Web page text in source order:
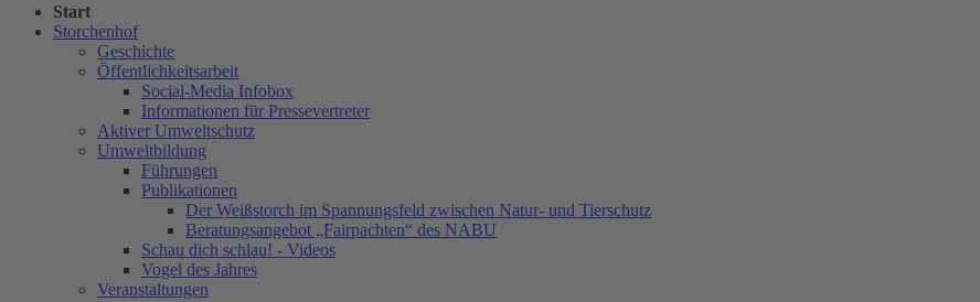
Start
Storchenhof
Geschichte
Öffentlichkeitsarbeit
Social-Media Infobox
Informationen für Pressevertreter
Aktiver Umweltschutz
Umweltbildung
Führungen
Publikationen
Der Weißstorch im Spannungsfeld zwischen Natur- und Tierschutz
Beratungsangebot „Fairpachten“ des NABU
Schau dich schlau! - Videos
Vogel des Jahres
Veranstaltungen